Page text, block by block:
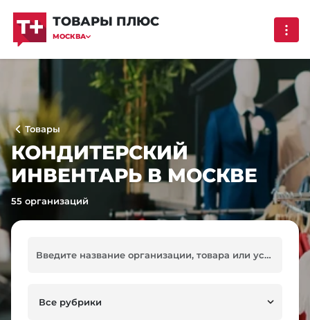
ТОВАРЫ ПЛЮС
МОСКВА
Товары
КОНДИТЕРСКИЙ
ИНВЕНТАРЬ В МОСКВЕ
55 организаций
Все рубрики